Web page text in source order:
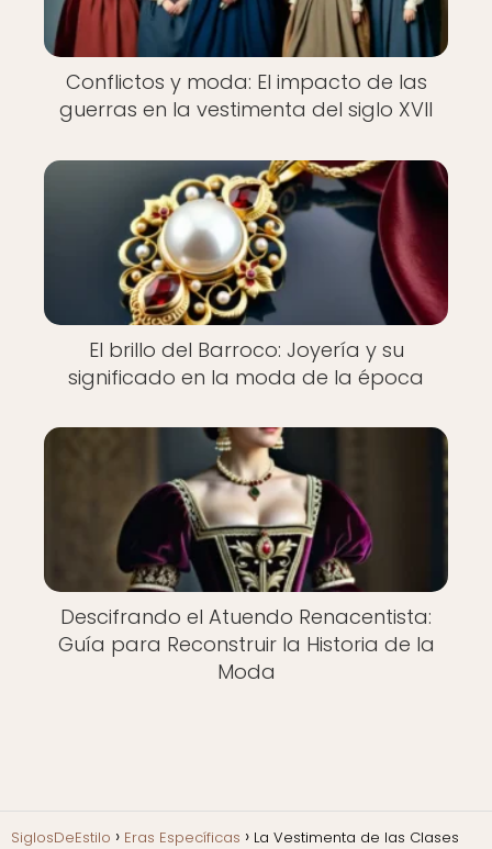
Conflictos y moda: El impacto de las
guerras en la vestimenta del siglo XVII
El brillo del Barroco: Joyería y su
significado en la moda de la época
Descifrando el Atuendo Renacentista:
Guía para Reconstruir la Historia de la
Moda
SiglosDeEstilo Eras Específicas La Vestimenta de las Clases